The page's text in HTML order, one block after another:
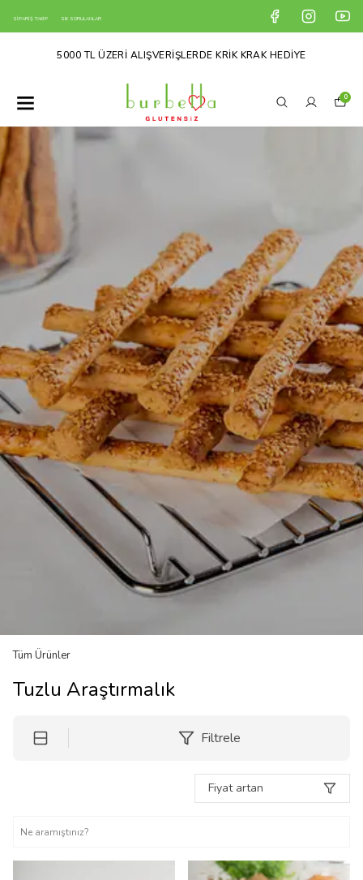
SİPARİŞ TAKİP SIK SORULANLAR
5000 TL ÜZERİ ALIŞVERİŞLERDE KRİK KRAK HEDİYE
0
Tüm Ürünler
Tuzlu Araştırmalık
Filtrele
Fiyat artan